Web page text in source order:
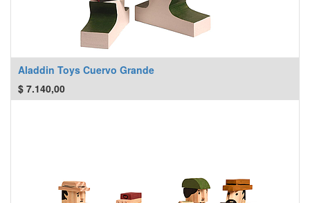
Aladdin Toys Cuervo Grande
$ 7.140,00